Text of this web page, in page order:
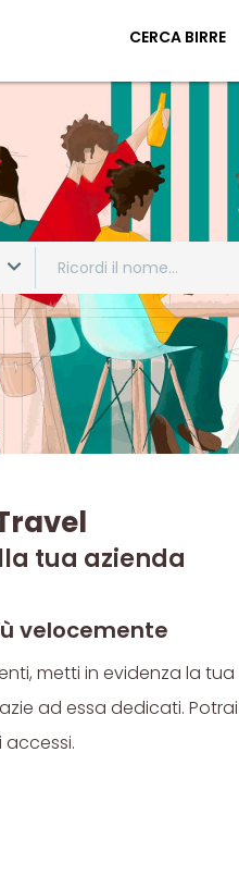
CERCA BIRRE
tua azienda
velocemente
metti in evidenza la tua
ad essa dedicati. Potrai